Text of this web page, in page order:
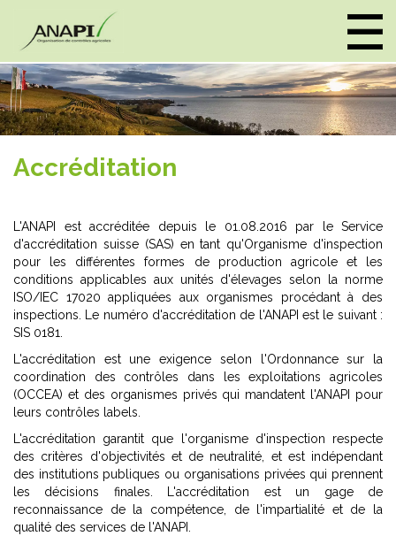
Accréditation
L'ANAPI est accréditée depuis le 01.08.2016 par le Service
d'accréditation suisse (SAS) en tant qu'Organisme d'inspection
pour les différentes formes de production agricole et les
conditions applicables aux unités d'élevages selon la norme
ISO/IEC 17020 appliquées aux organismes procédant à des
inspections. Le numéro d'accréditation de l'ANAPI est le suivant :
SIS 0181.
L'accréditation est une exigence selon l'Ordonnance sur la
coordination des contrôles dans les exploitations agricoles
(OCCEA) et des organismes privés qui mandatent l'ANAPI pour
leurs contrôles labels.
L'accréditation garantit que l'organisme d'inspection respecte
des critères d'objectivités et de neutralité, et est indépendant
des institutions publiques ou organisations privées qui prennent
les décisions finales. L'accréditation est un gage de
reconnaissance de la compétence, de l'impartialité et de la
qualité des services de l'ANAPI.